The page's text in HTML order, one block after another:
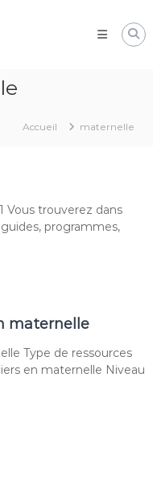
Accueil maternelle
Vous trouverez dans
programmes,
maternelle
Type de ressources
en maternelle Niveau